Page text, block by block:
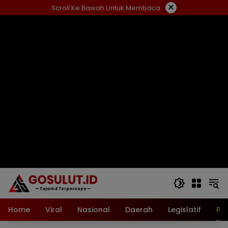
ke
Scroll Ke Bawah Untuk Membaca ×
Home Viral Nasional Daerah Legislatif